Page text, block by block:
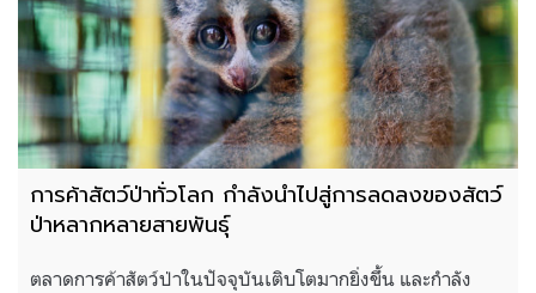
การค้าสัตว์ป่าทั่วโลก กำลังนำไปสู่การลดลงของสัตว์
ป่าหลากหลายสายพันธุ์
ตลาดการค้าสัตว์ป่าในปัจจุบันเติบโตมากยิ่งขึ้น และกำลัง